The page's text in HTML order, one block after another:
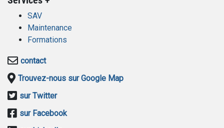
SAV
Maintenance
Formations
contact
Trouvez-nous sur Google Map
sur Twitter
sur Facebook